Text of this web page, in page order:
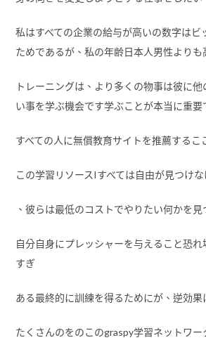
私はすべての企業の給与が高いの数字はビ
ためであるが、私の年齢日本人男性よりも
トレーニングは、より多くの物事は彼に
い事を学ぶ機会です学ぶことが本当に重要
すべての人に無償教育サイトを推薦するこ
この学習リソースIすべては自由が見つけ
、彼らは最低のコストでやりたい何かを
自分自身にプレッシャーを与えること恐
すぎ
ある最終的に訓練を得るためにが、逆効果
たくさんのをのこのgraspy学習ネットワー